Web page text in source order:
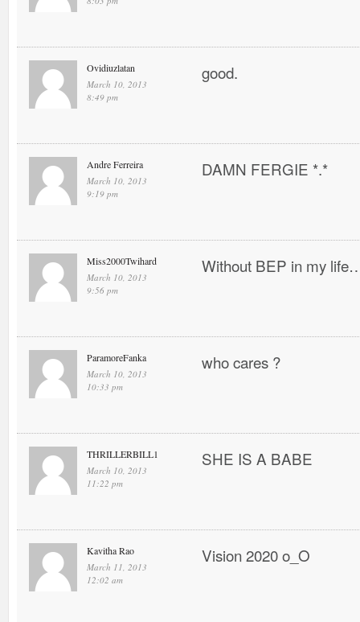
Ovidiuzlatan
March 10, 2013
8:49 pm
good.
Andre Ferreira
March 10, 2013
9:19 pm
DAMN FERGIE *.*
Miss2000Twihard
March 10, 2013
9:56 pm
Without BEP in my
ParamoreFanka
March 10, 2013
10:33 pm
who cares ?
THRILLERBILL1
March 10, 2013
11:22 pm
SHE IS A BABE
Kavitha Rao
March 11, 2013
12:02 am
Vision 2020 o_O